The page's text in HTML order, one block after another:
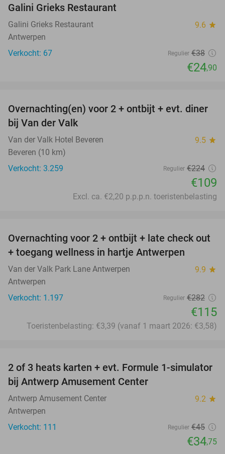
Galini Grieks Restaurant
Galini Grieks Restaurant 9.6 star
Antwerpen
Verkocht: 67
Regulier €38
€24,90
51%
Overnachting(en) voor 2 + ontbijt + evt. diner
bij Van der Valk
Van der Valk Hotel Beveren 9.5 star
Beveren (10 km)
Verkocht: 3.259
Regulier €224
€109
Excl. ca. €2,20 p.p.p.n. toeristenbelasting
59%
Overnachting voor 2 + ontbijt + late check out
+ toegang wellness in hartje Antwerpen
Van der Valk Park Lane Antwerpen 9.9 star
Antwerpen
Verkocht: 1.197
Regulier €282
€115
Toeristenbelasting: €3,39 (vanaf 1 maart 2026: €3,58)
23%
2 of 3 heats karten + evt. Formule 1-simulator
bij Antwerp Amusement Center
Antwerp Amusement Center 9.2 star
Antwerpen
Verkocht: 111
Regulier €45
€34,75